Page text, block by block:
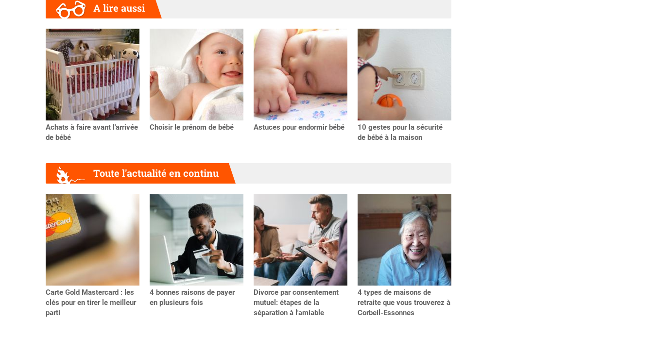
A lire aussi
Achats à faire avant l'arrivée
de bébé
Choisir le prénom de bébé Astuces pour endormir bébé
10 gestes pour la sécurité
de bébé à la maison
Précédent
Toute l'actualité en continu
Carte Gold Mastercard : les
clés pour en tirer le meilleur
parti
4 bonnes raisons de payer
en plusieurs fois
Divorce par consentement
mutuel: étapes de la
séparation à l'amiable
4 types de maisons de
retraite que vous trouverez à
Corbeil-Essonnes
Précédent